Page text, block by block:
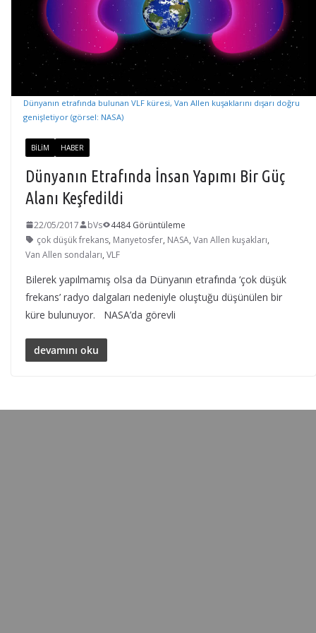
Dünyanın etrafında bulunan VLF küresi, Van Allen kuşaklarını dışarı doğru
genişletiyor (görsel: NASA)
BILIM HABER
Dünyanın Etrafında İnsan Yapımı Bir Güç
Alanı Keşfedildi
22/05/2017 bVs
4484 Görüntüleme
çok düşük frekans, Manyetosfer, NASA, Van Allen kuşakları,
Van Allen sondaları, VLF
Bilerek yapılmamış olsa da Dünyanın etrafında ‘çok düşük
frekans’ radyo dalgaları nedeniyle oluştuğu düşünülen bir
küre bulunuyor. NASA’da görevli
devamını oku